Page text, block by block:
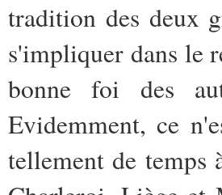
tradition des deux
s'impliquer dans le
bonne foi des
Evidemment, ce
tellement de